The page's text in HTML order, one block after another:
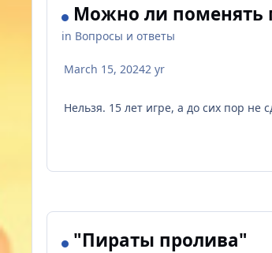
Можно ли поменять
in Вопросы и ответы
March 15, 20242 yr
Нельзя. 15 лет игре, а до сих пор не
"Пираты пролива"